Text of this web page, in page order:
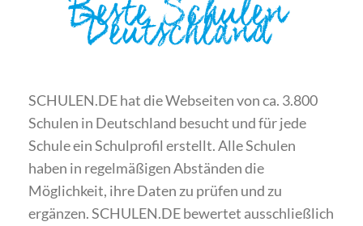
Beste Schulen
Deutschland
SCHULEN.DE hat die Webseiten von ca. 3.800
Schulen in Deutschland besucht und für jede
Schule ein Schulprofil erstellt. Alle Schulen
haben in regelmäßigen Abständen die
Möglichkeit, ihre Daten zu prüfen und zu
ergänzen. SCHULEN.DE bewertet ausschließlich